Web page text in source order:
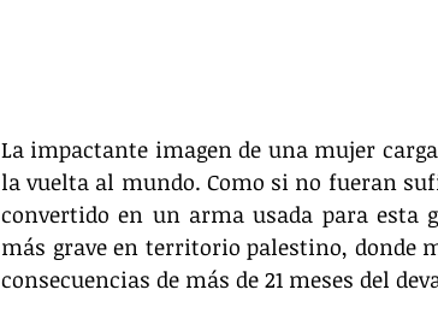
La impactante imagen de una mujer
la vuelta al mundo. Como si no fueran
convertido en un arma usada para esta
más grave en territorio palestino, donde
consecuencias de más de 21 meses del